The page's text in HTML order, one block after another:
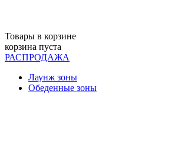
Товары в корзине
корзина пуста
РАСПРОДАЖА
Лаунж зоны
Обеденные зоны